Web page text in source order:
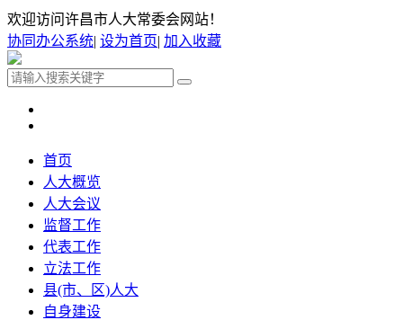
欢迎访问许昌市人大常委会网站！
协同办公系统| 设为首页| 加入收藏
首页
人大概览
人大会议
监督工作
代表工作
立法工作
县(市、区)人大
自身建设